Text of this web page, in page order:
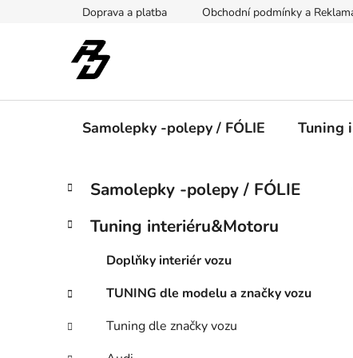
Doprava a platba Obchodní podmínky a
Samolepky -polepy / FÓLIE Tuning
P
s
a
n
n
Přeskočit
kategorie
K
a
e
i
e
Samolepky -polepy / FÓLIE
Tuning interiéru&Motoru
Doplňky interiér vozu
TUNING dle modelu a značky vozu
Tuning dle značky vozu